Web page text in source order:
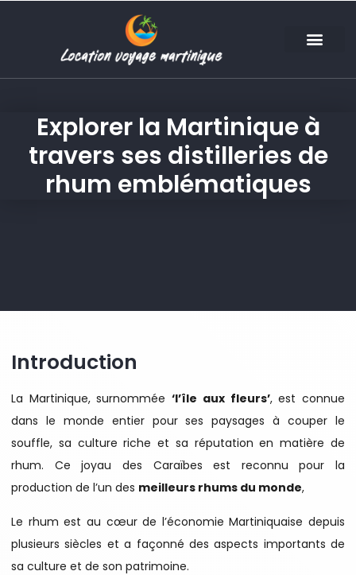
Explorer la Martinique à
travers ses distilleries de
rhum emblématiques
Introduction
La Martinique, surnommée‘l’île aux fleurs’, est connue
dans le monde entier pour ses paysages à couper le
souffle, sa culture riche et sa réputation en matière de
rhum. Ce joyau des Caraïbes est reconnu pour la
production de l’un des meilleurs rhums du monde,
Le rhum est au cœur de l’économie Martiniquaise depuis
plusieurs siècles et a façonné des aspects importants de
sa culture et de son patrimoine.